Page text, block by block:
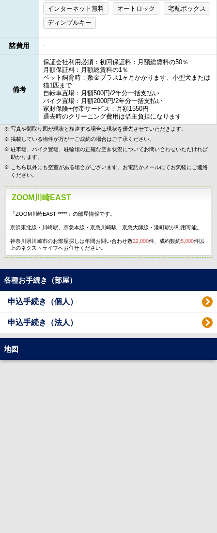
インターネット無料 オートロック
宅配ボックス
ディンプルキー
諸費用 -
備考
保証会社利用必須：初回保証料：月額総賃料の50％
月額保証料：月額総賃料の1％
ペット飼育時：敷金プラス1ヶ月かかります、小型犬または
猫1匹まで
自転車置場：月額500円/2年分一括支払い
バイク置場：月額2000円/2年分一括支払い
家財保険+付帯サービス：月額1550円
退去時のクリーニング費用は借主負担になります
写真や間取り図が現状と相違する場合は現状を優先させていただきます。
掲載している物件が万が一ご成約の場合はご了承ください。
駐車場、バイク置場、駐輪場の正確な空き状況についてお問い合わせいただければ
助かります。
こちら以外にも空室がある場合がございます。お電話かメールにてお気軽にご連絡
ください。
ZOOM川崎EAST
「ZOOM川崎EAST *****」の部屋情報です。
京浜東北線・川崎駅、京急本線・京急川崎駅、京急大師線・港町駅が利用可能。
神奈川県川崎市のお部屋探しは年間お問い合わせ数22,000件、成約数約5,000件以
上のネクストライフへお任せください。
各種お手続き（部屋）
申込手続き（個人）
申込手続き（法人）
地図